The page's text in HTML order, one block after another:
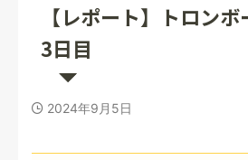
【レポート】トロン
3日目
2024年9月5日